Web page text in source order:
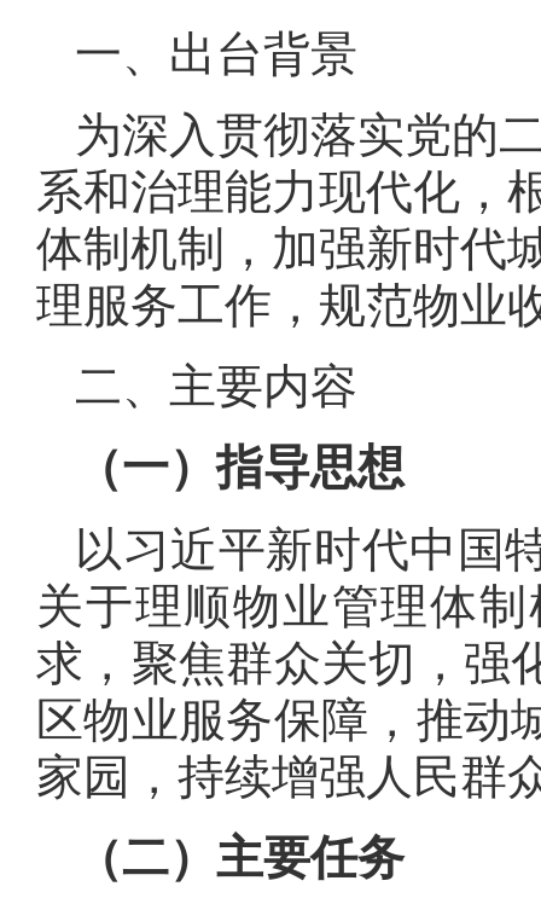
一、出台背景
为深入贯彻落实党的
系和治理能力现代化，
体制机制，加强新时代
理服务工作，规范物业
二、主要内容
（一）指导思想
以习近平新时代中国
关于理顺物业管理体
求，聚焦群众关切，强
区物业服务保障，推动
家园，持续增强人民群
（二） 主要任务